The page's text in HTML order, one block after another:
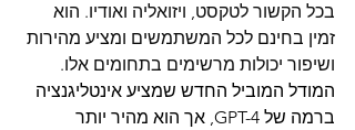
בכל הקשור לטקסט, ויזואליה ואודיו. הוא
זמין בחינם לכל המשתמשים ומציע מהירות
ושיפור יכולות מרשימים בתחומים אלו.
המודל המוביל החדש שמציע אינטליגנציה
ברמה של GPT-4, אך הוא מהיר יותר